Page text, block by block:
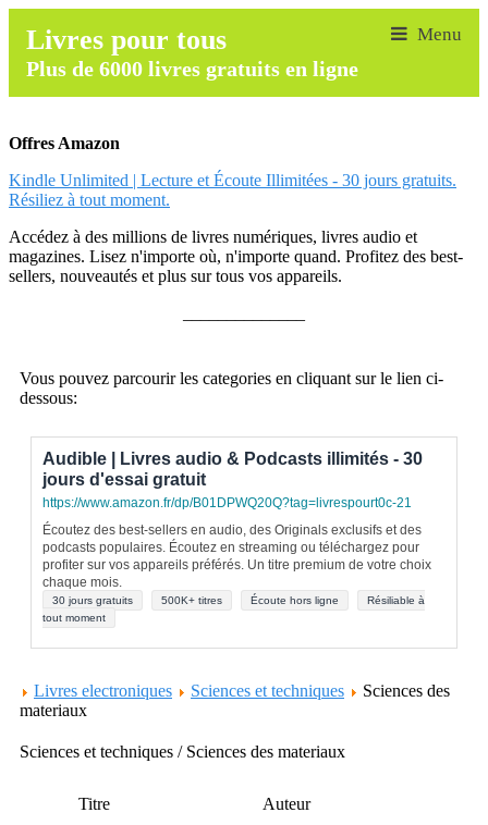
Livres pour tous
Plus de 6000 livres gratuits en ligne
Offres Amazon
Kindle Unlimited | Lecture et Écoute Illimitées - 30 jours gratuits.
Résiliez à tout moment.
Accédez à des millions de livres numériques, livres audio et
magazines. Lisez n'importe où, n'importe quand. Profitez des best-
sellers, nouveautés et plus sur tous vos appareils.
Vous pouvez parcourir les categories en cliquant sur le lien ci-
dessous:
Audible | Livres audio & Podcasts illimités - 30
jours d'essai gratuit
https://www.amazon.fr/dp/B01DPWQ20Q?tag=livrespourt0c-21
Écoutez des best-sellers en audio, des Originals exclusifs et des
podcasts populaires. Écoutez en streaming ou téléchargez pour
profiter sur vos appareils préférés. Un titre premium de votre choix
chaque mois.
30 jours gratuits 500K+ titres Écoute hors ligne
Résiliable à
tout moment
Livres electroniques Sciences et techniques
Sciences des
materiaux
Sciences et techniques / Sciences des materiaux
Titre Auteur